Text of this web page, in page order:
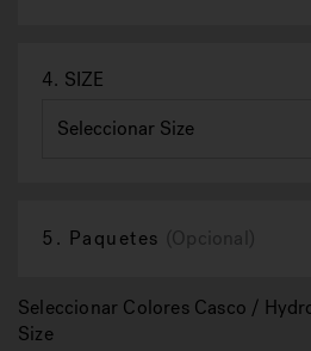
4. SIZE
5. Paquetes (Opcional)
Seleccionar Colores Casco /
Size